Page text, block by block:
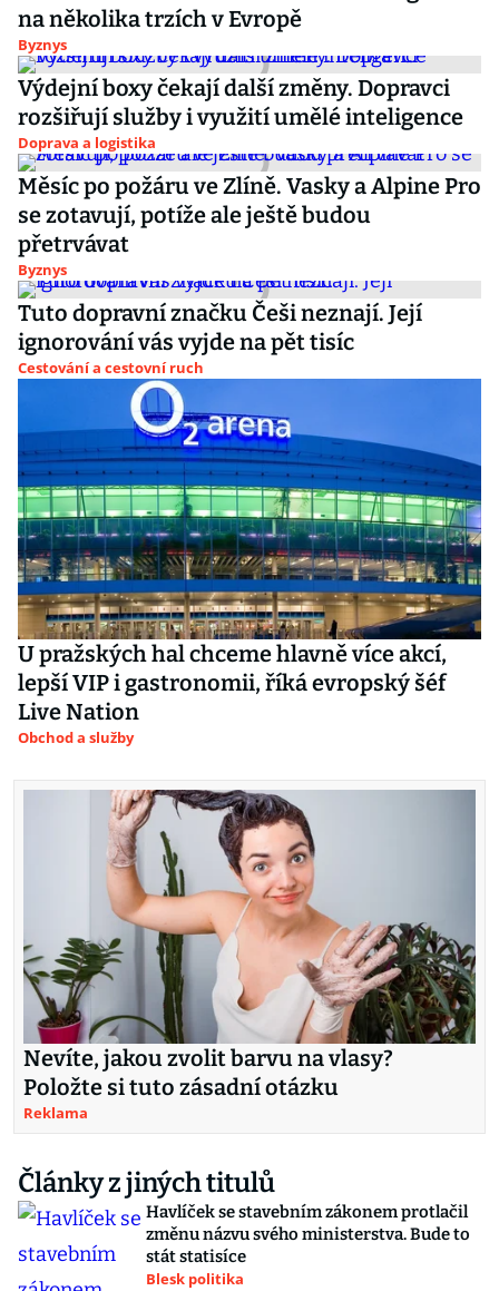
na několika trzích v Evropě
Byznys
Výdejní boxy čekají další změny. Dopravci
rozšiřují služby i využití umělé inteligence
Doprava a logistika
Měsíc po požáru ve Zlíně. Vasky a Alpine Pro
se zotavují, potíže ale ještě budou
přetrvávat
Byznys
Tuto dopravní značku Češi neznají. Její
ignorování vás vyjde na pět tisíc
Cestování a cestovní ruch
U pražských hal chceme hlavně více akcí,
lepší VIP i gastronomii, říká evropský šéf
Live Nation
Obchod a služby
Nevíte, jakou zvolit barvu na vlasy?
Položte si tuto zásadní otázku
Reklama
Články z jiných titulů
Havlíček se stavebním zákonem protlačil
změnu názvu svého ministerstva. Bude to
stát statisíce
Blesk politika